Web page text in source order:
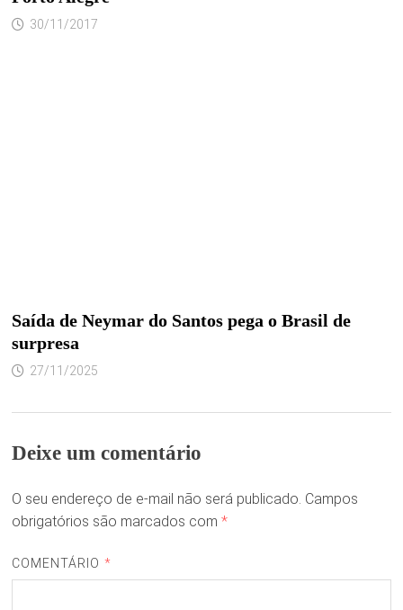
30/11/2017
Saída de Neymar do Santos pega o Brasil de
surpresa
27/11/2025
Deixe um comentário
O seu endereço de e-mail não será publicado. Campos
obrigatórios são marcados com *
COMENTÁRIO *